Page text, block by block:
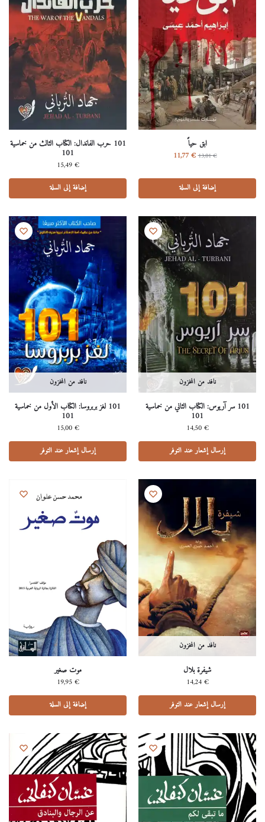
ابق حياً
13,01€
11,77€
إضافة إلى السلة
101 حرب الفاندال: الكتاب الثالث من خماسية
101
15,49€
إضافة إلى السلة
نافد من المخزون
101 سر آريوس: الكتاب الثاني من خماسية
101
14,50€
إرسال إشعار عند التوفر
نافد من المخزون
101 لغز بربروسا: الكتاب الأول من خماسية
101
15,00€
إرسال إشعار عند التوفر
نافد من المخزون
شيفرة بلال
14,24€
إرسال إشعار عند التوفر
موت صغير
19,95€
إضافة إلى السلة